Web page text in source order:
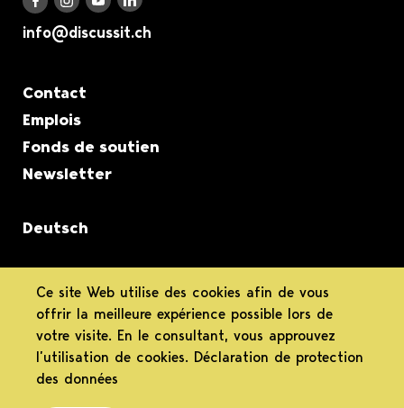
Discuss it auf Facebook
Discuss it auf Instagram
Discuss it auf Youtube
Discuss it auf LinkedIn
info@discussit.ch
Metanavigation
Contact
Emplois
Fonds de soutien
Newsletter
Deutsch
s’informer.
délibérer.
s’engager.
Ce site Web utilise des cookies afin de vous
offrir la meilleure expérience possible lors de
votre visite. En le consultant, vous approuvez
l’utilisation de cookies. Déclaration de protection
des données